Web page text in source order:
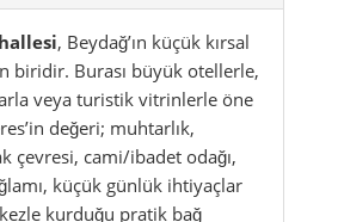
, Beydağ’ın küçük kırsal
biridir. Burası büyük otellerle,
veya turistik vitrinlerle öne
değeri; muhtarlık,
çevresi, cami/ibadet odağı,
küçük günlük ihtiyaçlar
kurduğu pratik bağ